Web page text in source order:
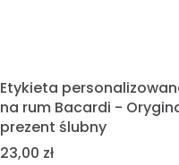
Etykieta
na rum Bacardi -
prezent ślubny
Cena
23,00 zł